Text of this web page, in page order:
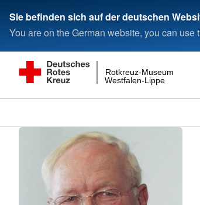
Sie befinden sich auf der deutschen
You are on the German website, you can
Westfalen-Lippe
Rotkreuz-Museum